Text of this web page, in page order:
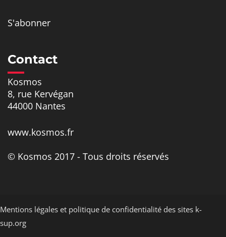
S'abonner
Contact
Kosmos
8, rue Kervégan
44000 Nantes
www.kosmos.fr
© Kosmos 2017 - Tous droits réservés
Mentions légales et politique de confidentialité des sites k-
sup.org